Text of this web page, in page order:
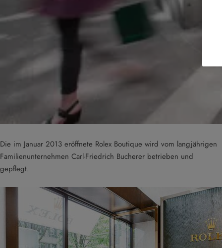
Die im Januar 2013 eröffnete Rolex Boutique wird vom langjährigen
Familienunternehmen Carl-Friedrich Bucherer betrieben und
gepflegt.